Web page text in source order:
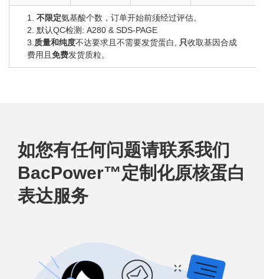
1. 不限定氨基酸个数，订单开始前须经过评估。
2. 默认QC检测: A280 & SDS-PAGE
3. 质量和纯度不达要求且不需要发货蛋白, 只收取基因合成
费用且 免费发货质粒。
如您有任何问题请联系我们
BacPower™定制化原核蛋白
表达服务